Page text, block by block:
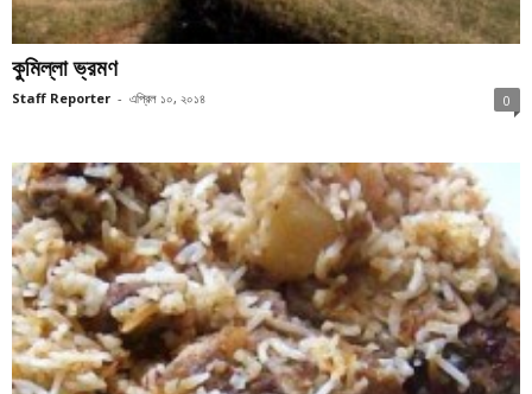
কুমিল্লা ভ্রমণ
Staff Reporter - এপ্রিল ১০, ২০১৪ 0